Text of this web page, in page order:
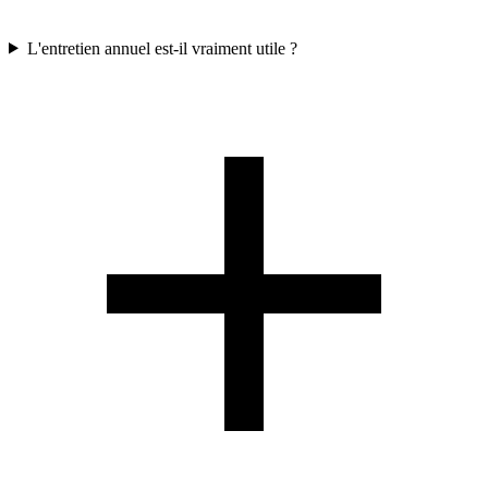
L'entretien annuel est-il vraiment utile ?